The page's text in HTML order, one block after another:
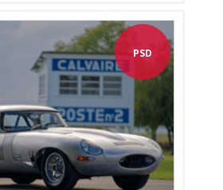
PSD